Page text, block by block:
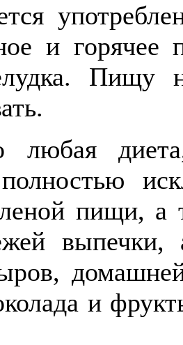
и горячее
Пищу
любая
пищи, а
выпечки,
и